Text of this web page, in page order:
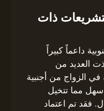
ذات
داعماً كبيراً
العديد من
الزواج من أجنبية
مما تتخيل
فقد تم اعتماد